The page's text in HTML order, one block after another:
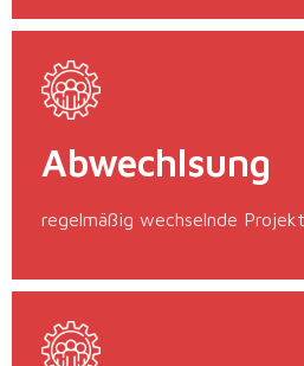
Abwechlsung
regelmäßig wechselnde